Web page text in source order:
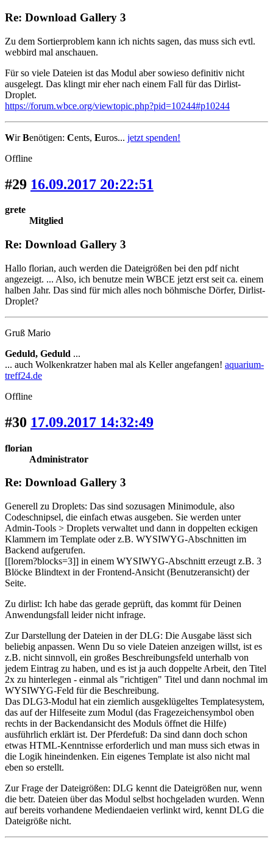
Re: Download Gallery 3
Zu dem Sortierproblem kann ich nichts sagen, das muss sich evtl.
webbird mal anschauen.
Für so viele Dateien ist das Modul aber sowieso definitiv nicht
ausgelegt. Das klingt mir eher nach einem Fall für das Dirlist-
Droplet.
https://forum.wbce.org/viewtopic.php?pid=10244#p10244
WirBenötigen: Cents, Euros... jetzt spenden!
Offline
#29 16.09.2017 20:22:51
grete
Mitglied
Re: Download Gallery 3
Hallo florian, auch werden die Dateigrößen bei den pdf nicht
angezeigt. ... Also, ich benutze mein WBCE jetzt erst seit ca. einem
halben Jahr. Das sind für mich alles noch böhmische Dörfer, Dirlist-
Droplet?
Gruß Mario
Geduld, Geduld ...
... auch Wolkenkratzer haben mal als Keller angefangen! aquarium-
treff24.de
Offline
#30 17.09.2017 14:32:49
florian
Administrator
Re: Download Gallery 3
Generell zu Droplets: Das sind sozusagen Minimodule, also
Codeschnipsel, die einfach etwas ausgeben. Sie werden unter
Admin-Tools > Droplets verwaltet und dann in doppelten eckigen
Klammern im Template oder z.B. WYSIWYG-Abschnitten im
Backend aufgerufen.
[[lorem?blocks=3]] in einem WYSIWYG-Abschnitt erzeugt z.B. 3
Blöcke Blindtext in der Frontend-Ansicht (Benutzeransicht) der
Seite.
Zu dirlist: Ich habe das gerade geprüft, das kommt für Deinen
Anwendungsfall leider nicht infrage.
Zur Darstellung der Dateien in der DLG: Die Ausgabe lässt sich
beliebig anpassen. Wenn Du so viele Dateien anzeigen willst, ist es
z.B. nicht sinnvoll, ein großes Beschreibungsfeld unterhalb von
jedem Eintrag zu haben, und es ist ja auch doppelte Arbeit, den Titel
2x zu hinterlegen - einmal als "richtigen" Titel und dann nochmal im
WYSIWYG-Feld für die Beschreibung.
Das DLG3-Modul hat ein ziemlich ausgeklügeltes Templatesystem,
das auf der Hilfeseite zum Modul (das Fragezeichensymbol oben
rechts in der Backendansicht des Moduls öffnet die Hilfe)
ausführlich erklärt ist. Der Pferdefuß: Da sind dann doch schon
etwas HTML-Kenntnisse erforderlich und man muss sich etwas in
die Logik hineindenken. Ein eigenes Template ist also nicht mal
eben so erstellt.
Zur Frage der Dateigrößen: DLG kennt die Dateigrößen nur, wenn
die betr. Dateien über das Modul selbst hochgeladen wurden. Wenn
auf bereits vorhandene Mediendaeien verlinkt wird, kennt DLG die
Dateigröße nicht.